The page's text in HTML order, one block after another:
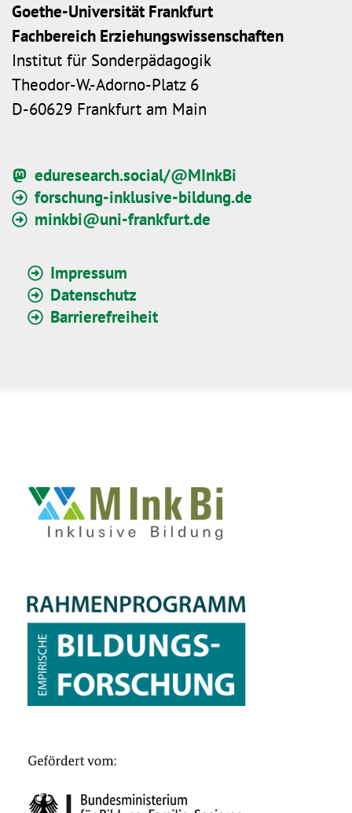
Goethe-Universität Frankfurt
Fachbereich Erziehungswissenschaften
Institut für Sonderpädagogik
Theodor-W.-Adorno-Platz 6
D-60629 Frankfurt am Main
eduresearch.social/@MInkBi
forschung-inklusive-bildung.de
minkbi@uni-frankfurt.de
Impressum
Datenschutz
Barrierefreiheit